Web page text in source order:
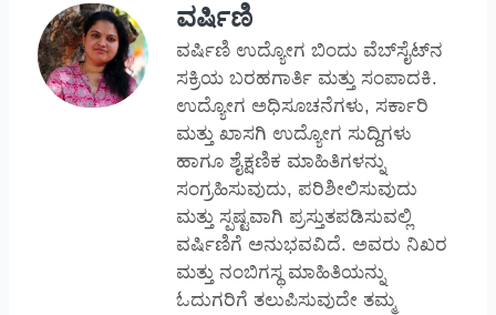
ವರ್ಷಿಣಿ
ವರ್ಷಿಣಿ ಉದ್ಯೋಗ ಬಿಂದು ವೆಬ್‌ಸೈಟ್‌ನ
ಸಕ್ರಿಯ ಬರಹಗಾರ್ತಿ ಮತ್ತು ಸಂಪಾದಕಿ.
ಉದ್ಯೋಗ ಅಧಿಸೂಚನೆಗಳು, ಸರ್ಕಾರಿ
ಮತ್ತು ಖಾಸಗಿ ಉದ್ಯೋಗ ಸುದ್ದಿಗಳು
ಹಾಗೂ ಶೈಕ್ಷಣಿಕ ಮಾಹಿತಿಗಳನ್ನು
ಸಂಗ್ರಹಿಸುವುದು, ಪರಿಶೀಲಿಸುವುದು
ಮತ್ತು ಸ್ಪಷ್ಟವಾಗಿ ಪ್ರಸ್ತುತಪಡಿಸುವಲ್ಲಿ
ವರ್ಷಿಣಿಗೆ ಅನುಭವವಿದೆ. ಅವರು ನಿಖರ
ಮತ್ತು ನಂಬಿಗಸ್ಥ ಮಾಹಿತಿಯನ್ನು
ಓದುಗರಿಗೆ ತಲುಪಿಸುವುದೇ ತಮ್ಮ